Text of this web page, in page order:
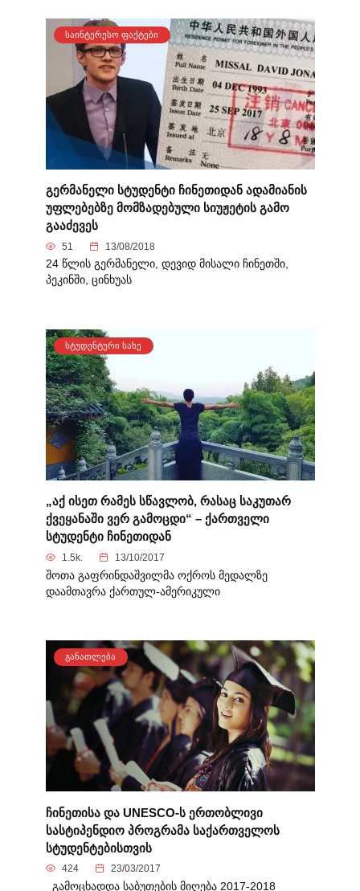
ᲡᲐᲘᲜᲢᲔᲠᲔᲡᲝ ᲤᲐᲥᲢᲔᲑᲘ
გერმანელი სტუდენტი ჩინეთიდან ადამიანის
უფლებებზე მომზადებული სიუჟეტის გამო
გააძევეს
51 13/08/2018
24 წლის გერმანელი, დევიდ მისალი ჩინეთში,
პეკინში, ცინხუას
ᲡᲢᲣᲓᲔᲜᲢᲣᲠᲘ ᲡᲐᲮᲔ
„აქ ისეთ რამეს სწავლობ, რასაც საკუთარ
ქვეყანაში ვერ გამოცდი“ – ქართველი
სტუდენტი ჩინეთიდან
1.5k. 13/10/2017
შოთა გაფრინდაშვილმა ოქროს მედალზე
დაამთავრა ქართულ-ამერიკული
ᲒᲐᲜᲐᲗᲚᲔᲑᲐ
ჩინეთისა და UNESCO-ს ერთობლივი
სასტიპენდიო პროგრამა საქართველოს
სტუდენტებისთვის
424 23/03/2017
გამოცხადდა საბუთების მიღება 2017-2018